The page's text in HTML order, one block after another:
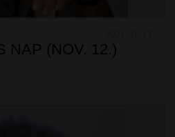
NAP (NOV. 12.)